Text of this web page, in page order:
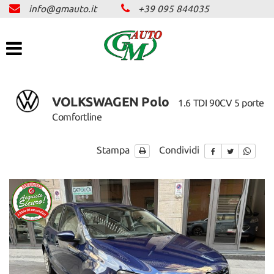
HOME
AZIENDA
SERVIZI
ASSICURAZIONE
OFFERTE LAMPO
NEWS E PROMO
CONTATTI
info@gmauto.it +39 095 844035
VOLKSWAGEN Polo
1.6 TDI 90CV 5 porte
Comfortline
Stampa Condividi
preferenze
di
Il
seguente
le
tue
preferenze
di
consenso
alle
tecnologie
di